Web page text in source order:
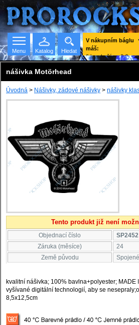
Hledat
Menu
V nákupním báglu
máš:
0 ks zboží za 0 €
vč. DPH.
nášivka Motörhead
Úvodná > Nášivky, zádové nášivky > nášivky
Tento produkt již není
Objednací číslo
SP2452
Záruka (měsíce)
24
Země původu
kvalitní nášivka; 100% bavlna+polyester; MADE
vyšívané digitální technologií, aby se
8,5x12,5cm
Katalog